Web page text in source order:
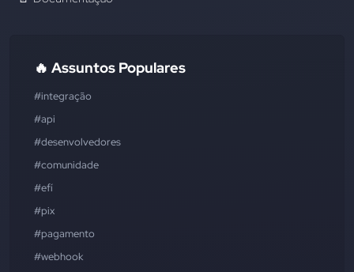
🔥 Assuntos Populares
#integração
#api
#desenvolvedores
#comunidade
#efí
#pix
#pagamento
#webhook